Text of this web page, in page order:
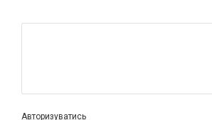
Авторизуватись